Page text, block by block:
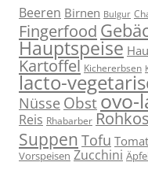
Beeren Birnen Bulgur
Fingerfood
Hauptspeise
Kartoffel Kichererbsen
lacto-
Nüsse Obstovo-
Reis Rhabarber
Suppen Tofu
Vorspeisen Zucchini